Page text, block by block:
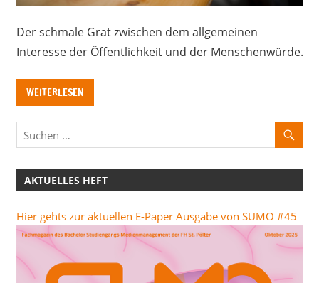
Der schmale Grat zwischen dem allgemeinen
Interesse der Öffentlichkeit und der Menschenwürde.
WEITERLESEN
AKTUELLES HEFT
Hier gehts zur aktuellen E-Paper Ausgabe von SUMO #45